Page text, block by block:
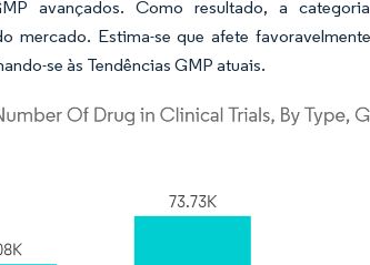
avançados. Como resultado, a
mercado. Estima-se que afete
se às Tendências GMP atuais.